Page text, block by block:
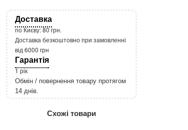
Доставка
по Києву: 80 грн.
Доставка безкоштовно при замовленні
від 6000 грн
Гарантія
1 рік
Обмін / повернення товару протягом
14 днів.
Схожі товари